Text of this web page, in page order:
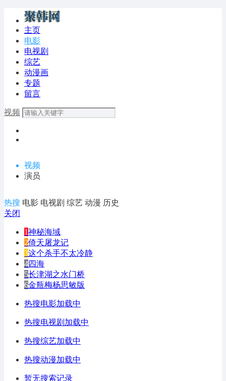
主页
电影
电视剧
综艺
动漫画
专题
留言
视频
视频
演员
热搜 电影 电视剧 综艺 动漫 历史
关闭
1神秘海域
2倚天屠龙记
3这个杀手不太冷静
4四海
5长津湖之水门桥
6金瓶梅杨思敏版
热搜电影加载中
热搜电视剧加载中
热搜综艺加载中
热搜动漫加载中
暂无搜索记录